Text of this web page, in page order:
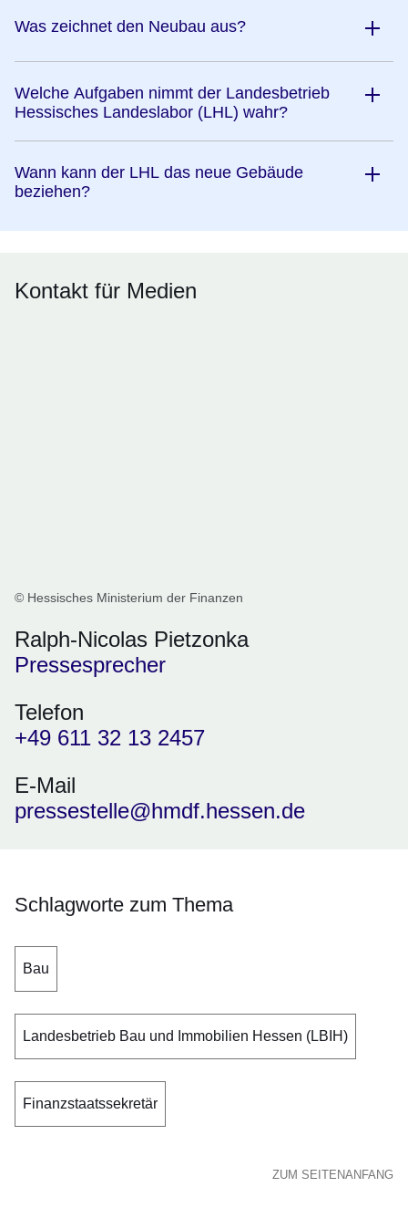
Was zeichnet den Neubau aus?
Welche Aufgaben nimmt der Landesbetrieb
Hessisches Landeslabor (LHL) wahr?
Wann kann der LHL das neue Gebäude
beziehen?
Kontakt für Medien
© Hessisches Ministerium der Finanzen
Ralph-Nicolas Pietzonka
Pressesprecher
Telefon
+49 611 32 13 2457
E-Mail
pressestelle@hmdf.hessen.de
Schlagworte zum Thema
Bau
Landesbetrieb Bau und Immobilien Hessen (LBIH)
Finanzstaatssekretär
ZUM SEITENANFANG